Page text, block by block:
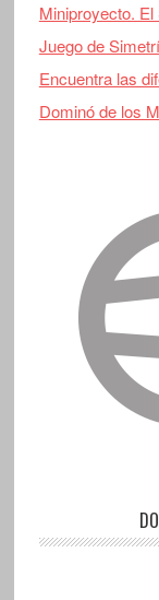
Miniproyecto.
Juego de
Encuentra las
Dominó de los